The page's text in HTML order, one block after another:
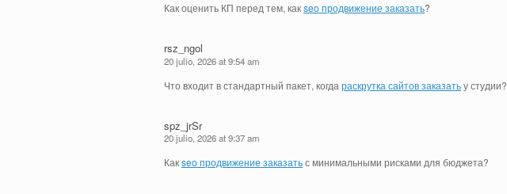
Как оценить КП перед тем, какseo продвижение заказать?
rsz_ngol
20 julio, 2026 at 9:54 am
Что входит в стандартный пакет, когда раскрутка сайтов заказатьу студии?
spz_jrSr
20 julio, 2026 at 9:37 am
Какseo продвижение заказатьс минимальными рисками для бюджета?